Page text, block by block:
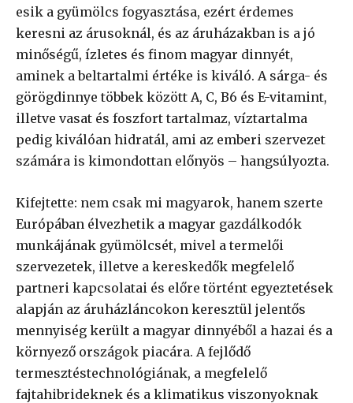
esik a gyümölcs fogyasztása, ezért érdemes
keresni az árusoknál, és az áruházakban is a jó
minőségű, ízletes és finom magyar dinnyét,
aminek a beltartalmi értéke is kiváló. A sárga- és
görögdinnye többek között A, C, B6 és E-vitamint,
illetve vasat és foszfort tartalmaz, víztartalma
pedig kiválóan hidratál, ami az emberi szervezet
számára is kimondottan előnyös – hangsúlyozta.
Kifejtette: nem csak mi magyarok, hanem szerte
Európában élvezhetik a magyar gazdálkodók
munkájának gyümölcsét, mivel a termelői
szervezetek, illetve a kereskedők megfelelő
partneri kapcsolatai és előre történt egyeztetések
alapján az áruházláncokon keresztül jelentős
mennyiség került a magyar dinnyéből a hazai és a
környező országok piacára. A fejlődő
termesztéstechnológiának, a megfelelő
fajtahibrideknek és a klimatikus viszonyoknak